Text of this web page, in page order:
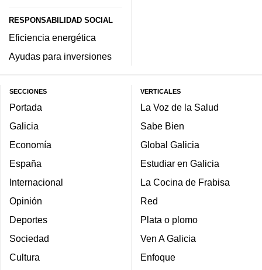
RESPONSABILIDAD SOCIAL
Eficiencia energética
Ayudas para inversiones
SECCIONES
Portada
Galicia
Economía
España
Internacional
Opinión
Deportes
Sociedad
Cultura
VERTICALES
La Voz de la Salud
Sabe Bien
Global Galicia
Estudiar en Galicia
La Cocina de Frabisa
Red
Plata o plomo
Ven A Galicia
Enfoque